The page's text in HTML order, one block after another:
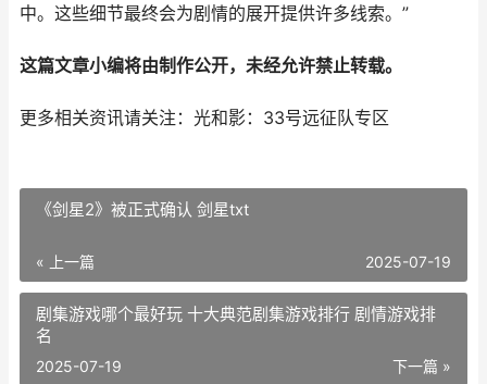
中。这些细节最终会为剧情的展开提供许多线索。”
这篇文章小编将由制作公开，未经允许禁止转载。
更多相关资讯请关注：光和影：33号远征队专区
《剑星2》被正式确认 剑星txt
« 上一篇 2025-07-19
剧集游戏哪个最好玩 十大典范剧集游戏排行 剧情游戏排
名
下一篇 »
2025-07-19